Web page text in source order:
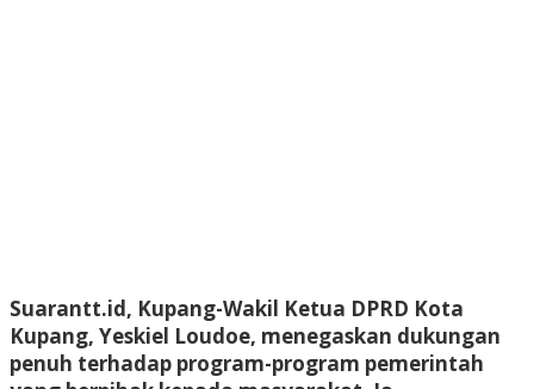
Suarantt.id, Kupang-Wakil Ketua DPRD Kota
Kupang, Yeskiel Loudoe, menegaskan dukungan
penuh terhadap program-program pemerintah